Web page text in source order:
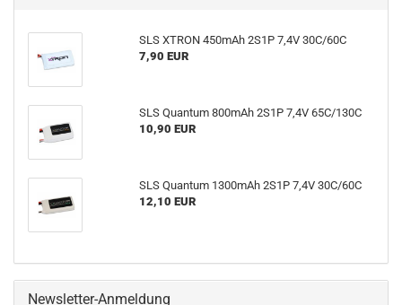
SLS XTRON 450mAh 2S1P 7,4V 30C/60C
7,90 EUR
SLS Quantum 800mAh 2S1P 7,4V 65C/130C
10,90 EUR
SLS Quantum 1300mAh 2S1P 7,4V 30C/60C
12,10 EUR
Newsletter-Anmeldung